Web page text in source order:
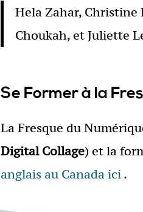
Hela Zahar, Christine
Choukah, et Juliette
Se Former à la
La Fresque du
Digital Collage) et la
anglais au Canada ici .